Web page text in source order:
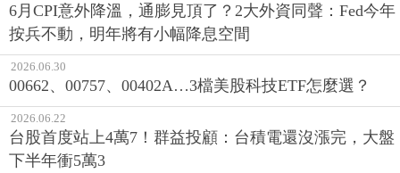
6月CPI意外降溫，通膨見頂了？2大外資同聲：Fed今年
按兵不動，明年將有小幅降息空間
2026.06.30
00662、00757、00402A…3檔美股科技ETF怎麼選？
2026.06.22
台股首度站上4萬7！群益投顧：台積電還沒漲完，大盤
下半年衝5萬3